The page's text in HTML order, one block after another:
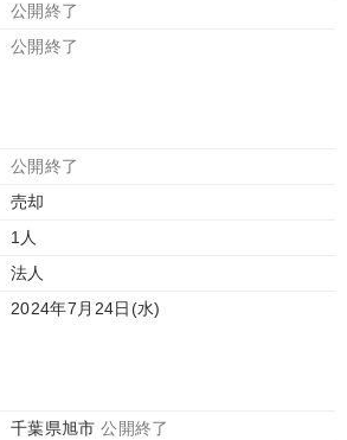
公開終了
公開終了
公開終了
売却
1人
法人
2024年7月24日(水)
千葉県旭市公開終了